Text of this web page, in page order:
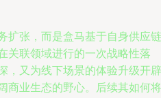
扩张，而是盒马基于自身供应链
关联领域进行的一次战略性落
，又为线下场景的体验升级开辟
商业生态的野心。后续其如何将